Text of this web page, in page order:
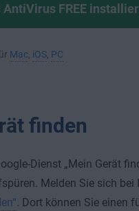
AntiVirus FREE
Mac iOS, PC
finden
Dienst „Mein Gerät
Melden Sie sich
. Dort können Sie einen